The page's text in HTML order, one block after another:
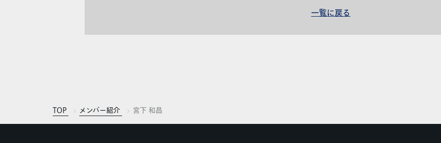
一覧に戻る
TOP メンバー紹介 宮下 和昌